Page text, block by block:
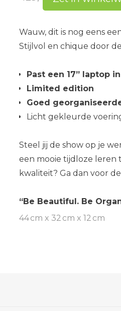
Wauw, dit is nog eens
Stijlvol en chique door
Past een 17” laptop in
Limited edition
Goed
Licht gekleurde
Steel jij de show op je
een mooie tijdloze leren
kwaliteit? Ga dan voor
“Be Beautiful. Be
44 cm x 32 cm x 12 cm